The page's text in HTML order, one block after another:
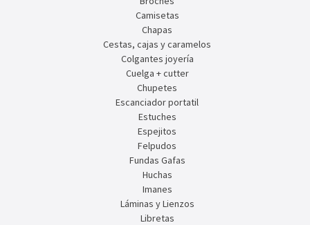
Camisetas
Chapas
Cestas, cajas y caramelos
Colgantes joyería
Cuelga + cutter
Chupetes
Escanciador portatil
Estuches
Espejitos
Felpudos
Fundas Gafas
Huchas
Imanes
Láminas y Lienzos
Libretas